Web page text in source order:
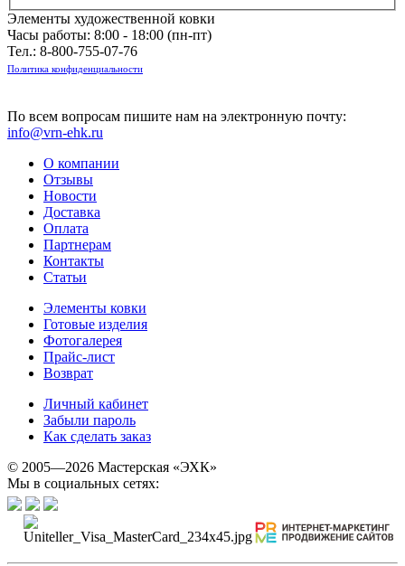
Элементы художественной ковки
Часы работы: 8:00 - 18:00 (пн-пт)
Тел.: 8-800-755-07-76
Политика конфиденциальности
По всем вопросам пишите нам на электронную почту:
info@vrn-ehk.ru
О компании
Отзывы
Новости
Доставка
Оплата
Партнерам
Контакты
Статьи
Элементы ковки
Готовые изделия
Фотогалерея
Прайс-лист
Возврат
Личный кабинет
Забыли пароль
Как сделать заказ
© 2005—2026 Мастерская «ЭХК»
Мы в социальных сетях: